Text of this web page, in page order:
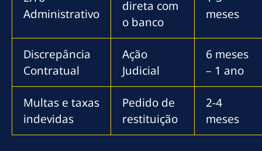
Administrativo
direta com
o banco
meses
Discrepância
Contratual
Ação
Judicial
6 meses
– 1 ano
Multas e taxas
indevidas
Pedido de
restituição
2-4
meses